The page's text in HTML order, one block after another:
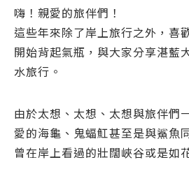
嗨！親愛的旅伴們！
這些年來除了岸上旅行之外，喜
開始背起氣瓶，與大家分享湛藍
水旅行。
由於太想、太想、太想與旅伴們
愛的海龜、鬼蝠魟甚至是與鯊魚
曾在岸上看過的壯闊峽谷或是如